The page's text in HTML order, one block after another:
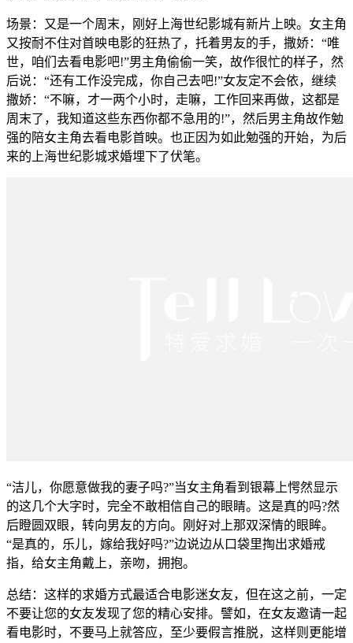
场景：又是一个周末，刚好上海世纪影城有新片上映。女主角
又按耐不住对首映电影的狂热了，托着男友的手，撒娇：“唯
世，咱们去看电影吧!”男主角偷偷一笑，故作很忙的样子，然
后说：“还有工作没完成，你自己去吧!”女友定不会依，继续
撒娇：“不嘛，才一两个小时，走嘛，工作回来再做，这都是
周末了，我知道这些东西你都不急用的!”，然后男主角故作勉
强的陪女主角去看电影首映。也正因为如此勉强的开始，为后
来的上海世纪影城求婚埋下了伏笔。
“洁儿，你愿意做我的妻子吗?”当女主角看到银幕上愕然显示
的这几个大字时，完全不敢相信自己的眼睛。这是真的吗?然
后瞪圆双眼，转向男友的方向。刚好对上那双深情的眼眸。
“是真的，乐儿，嫁给我好吗?”边说边从口袋里掏出求婚戒
指，给女主角戴上，亲吻，拥抱。
总结：这样的求婚方式最适合电影迷女友，但在这之前，一定
不要让您的女友发现了您的精心安排。譬如，在女友邀请一起
看电影时，不要马上就答应，至少要假言推脱，这样则更能增